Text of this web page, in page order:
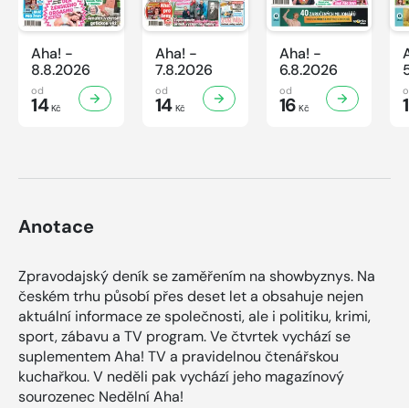
Aha! -
8.8.2026
od
14Kč
Aha! -
7.8.2026
od
14Kč
Aha! -
6.8.2026
od
16 Kč
Anotace
Zpravodajský deník se zaměřením na showbyznys. Na
českém trhu působí přes deset let a obsahuje nejen
aktuální informace ze společnosti, ale i politiku, krimi,
sport, zábavu a TV program. Ve čtvrtek vychází se
suplementem Aha! TV a pravidelnou čtenářskou
kuchařkou. V neděli pak vychází jeho magazínový
sourozenec Nedělní Aha!